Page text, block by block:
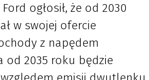
ogłosił, że od 2030
w swojej ofercie
z napędem
od 2035 roku będzie